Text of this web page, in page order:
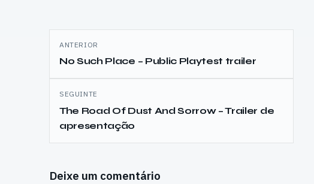
Navegação
de
artigos
ANTERIOR
No Such Place – Public Playtest trailer
SEGUINTE
The Road Of Dust And Sorrow – Trailer de
apresentação
Deixe um comentário